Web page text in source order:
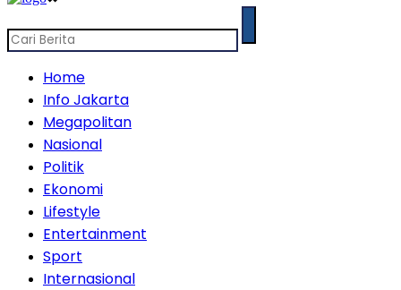
Home
Info Jakarta
Megapolitan
Nasional
Politik
Ekonomi
Lifestyle
Entertainment
Sport
Internasional